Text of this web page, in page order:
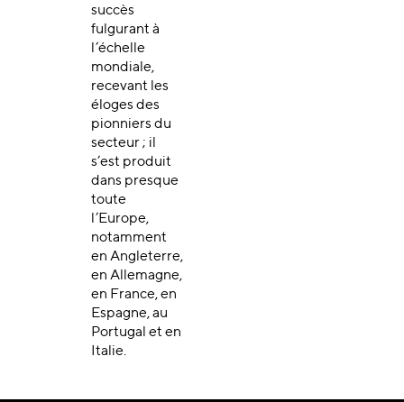
succès
fulgurant à
l’échelle
mondiale,
recevant les
éloges des
pionniers du
secteur ; il
s’est produit
dans presque
toute
l’Europe,
notamment
en Angleterre,
en Allemagne,
en France, en
Espagne, au
Portugal et en
Italie.